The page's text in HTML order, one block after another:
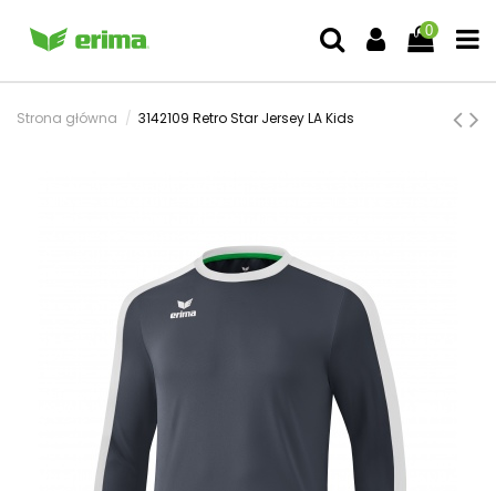
0
Strona główna 3142109 Retro Star Jersey LA Kids